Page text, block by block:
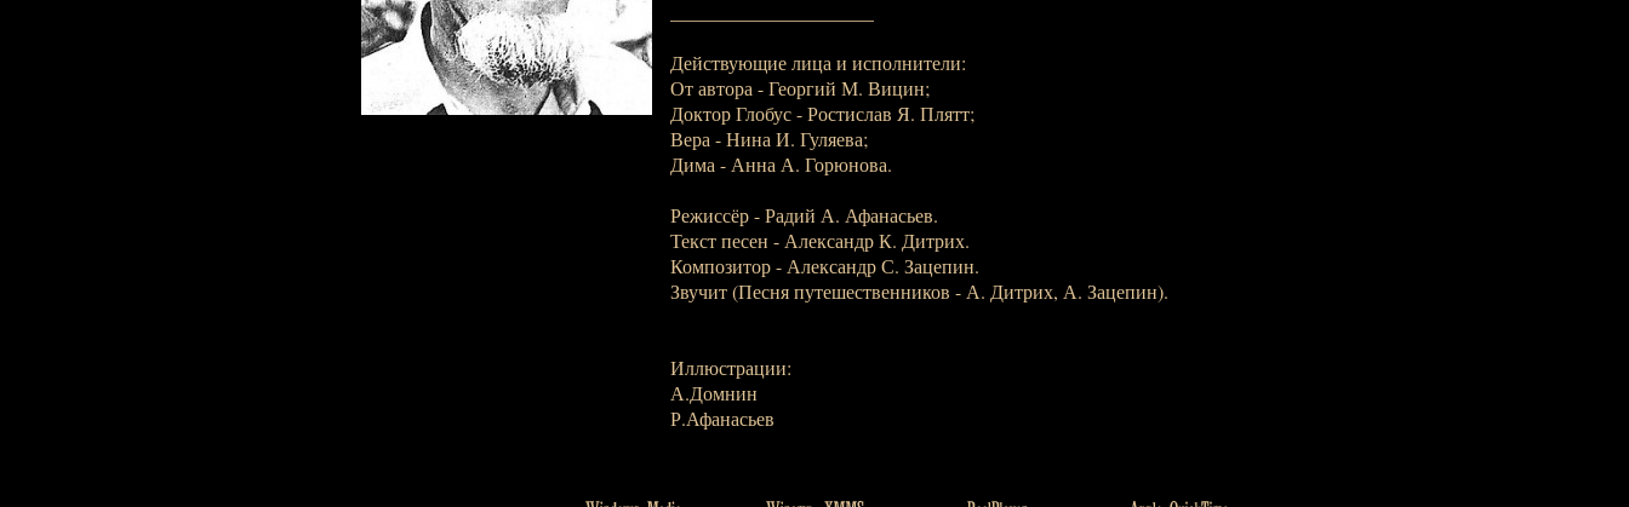
Действующие лица и исполнители:
От автора - Георгий М. Вицин;
Доктор Глобус - Ростислав Я. Плятт;
Вера - Нина И. Гуляева;
Дима - Анна А. Горюнова.
Режиссёр - Радий А. Афанасьев.
Текст песен - Александр К. Дитрих.
Композитор - Александр С. Зацепин.
Звучит (Песня путешественников - А. Дитрих, А. Зацепин).
Иллюстрации:
А.Домнин
Р.Афанасьев